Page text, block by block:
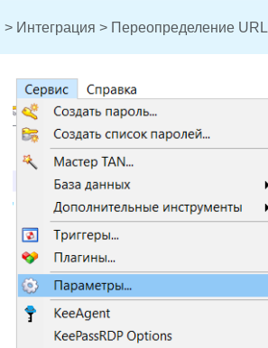
Интеграция > Переопределение URL